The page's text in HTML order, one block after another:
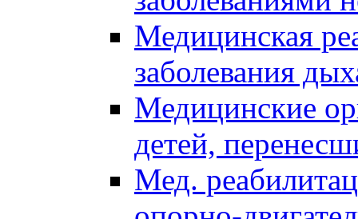
Медицинская
заболевания
Медицинские
детей,
Мед.